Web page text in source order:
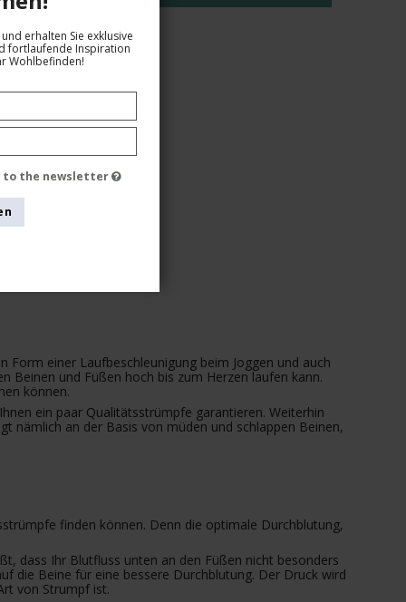
einer Laufbeschleunigung beim Joggen und auch
Beinen und Füßen hoch bis zum Herzen laufen kann.
können.
ein paar Qualitätsstrümpfe garantieren. Weiterhin
nämlich an der Basis von müden und schlappen Beinen,
finden können. Denn die optimale Durchblutung,
dass Ihr Blutfluss unten an den Füßen nicht besonders
die Beine für eine bessere Durchblutung. Der Druck wird
von Strumpf ist.
erhalten Sie exklusive
fortlaufende Inspiration
Wohlbefinden!
to the newsletter